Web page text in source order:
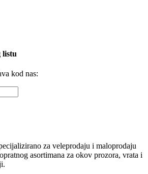
listu
kod nas:
za veleprodaju i maloprodaju
asortimana za okov prozora, vrata i